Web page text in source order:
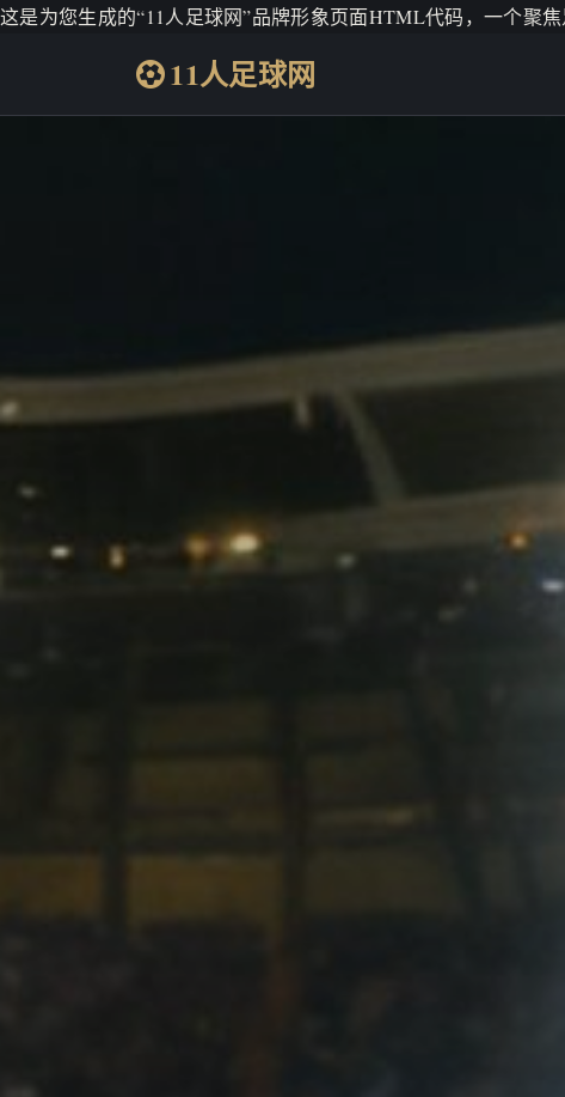
这是为您生成的“11人足球网”品牌形象页面HTML代码，一个聚
11人足球网